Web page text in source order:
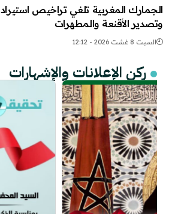
الجمارك المغربية تلغي تراخيص استيراد
وتصدير الأقنعة والمطهرات
السبت 8 غشت 2026 - 12:12
ركن الإعلانات والإشهارات